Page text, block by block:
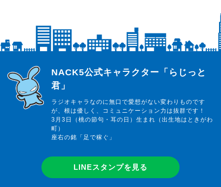
らじっと君
NACK5公式キャラクター「らじっと
君」
ラジオキャラなのに無口で愛想がない変わりものです
が、根は優しく、コミュニケーション力は抜群です！
3月3日（桃の節句・耳の日）生まれ（出生地はときがわ
町）
座右の銘「足で稼ぐ」
LINEスタンプを見る